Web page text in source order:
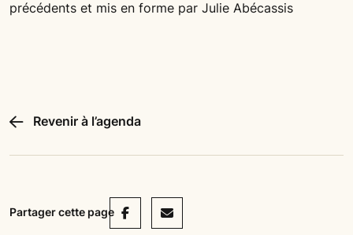
précédents et mis en forme par Julie Abécassis
Revenir à l’agenda
Partager cette pageFacebook
Mail